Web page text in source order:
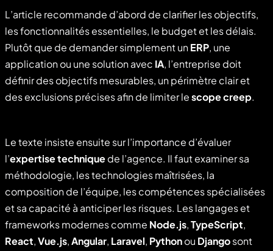
L’article recommande d’abord de clarifier les objectifs,
les fonctionnalités essentielles, le budget et les délais.
Plutôt que de demander simplement unERP, une
application ou une solution avec IA, l’entreprise doit
définir des objectifs mesurables, un périmètre clair et
des exclusions précises afin de limiter lescope creep.
Le texte insiste ensuite sur l’importance d’évaluer
l’expertise techniquede l’agence. Il faut examiner sa
méthodologie, les technologies maîtrisées, la
composition de l’équipe, les compétences spécialisées
et sa capacité à anticiper les risques. Les langages et
frameworks modernes comme Node.js,TypeScript,
React,Vue.js,Angular, Laravel, Pythonou Djangosont